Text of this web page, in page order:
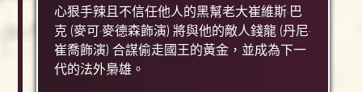
心狠手辣且不信任他人的黑幫老大崔維斯·巴
克 (麥可·麥德森飾演) 將與他的敵人錢龍 (丹尼·
崔喬飾演) 合謀偷走國王的黃金，並成為下一
代的法外梟雄。